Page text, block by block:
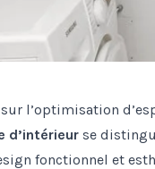
l’optimisation
d’intérieur se
fonctionnel et